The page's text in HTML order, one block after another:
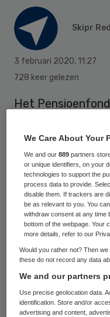
Skipr
3 februari 2020, 11:27
728 keer gelezen
Het
in de
samen met de
Met een proef
en hoe
(zzp’ers)
pensioenfonds.
een nieuw
ruimte mogelijk
Het project is
We Care About Your
We and our889 partners
or unique identifiers, on your
technologies to support the
process data to provide.
disable them. If trackers are
be as relevant to you. You
withdraw consent at any time
bottom of the webpage. Your
more details, refer to our
Would you rather not? Then
these do not record any data
We and our partners
Use precise geolocation data.
identification. Store and/or
advertising and content,